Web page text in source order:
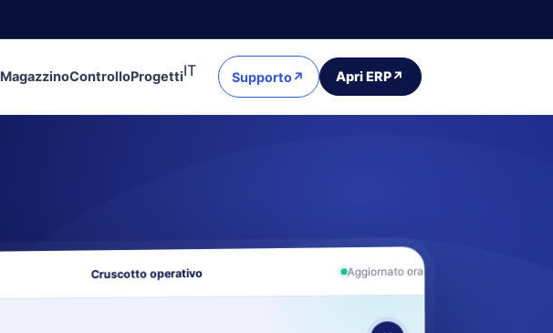
MagazzinoControlloProgettiIT Supporto↗ Apri ERP↗
Cruscotto operativo Aggiornato ora